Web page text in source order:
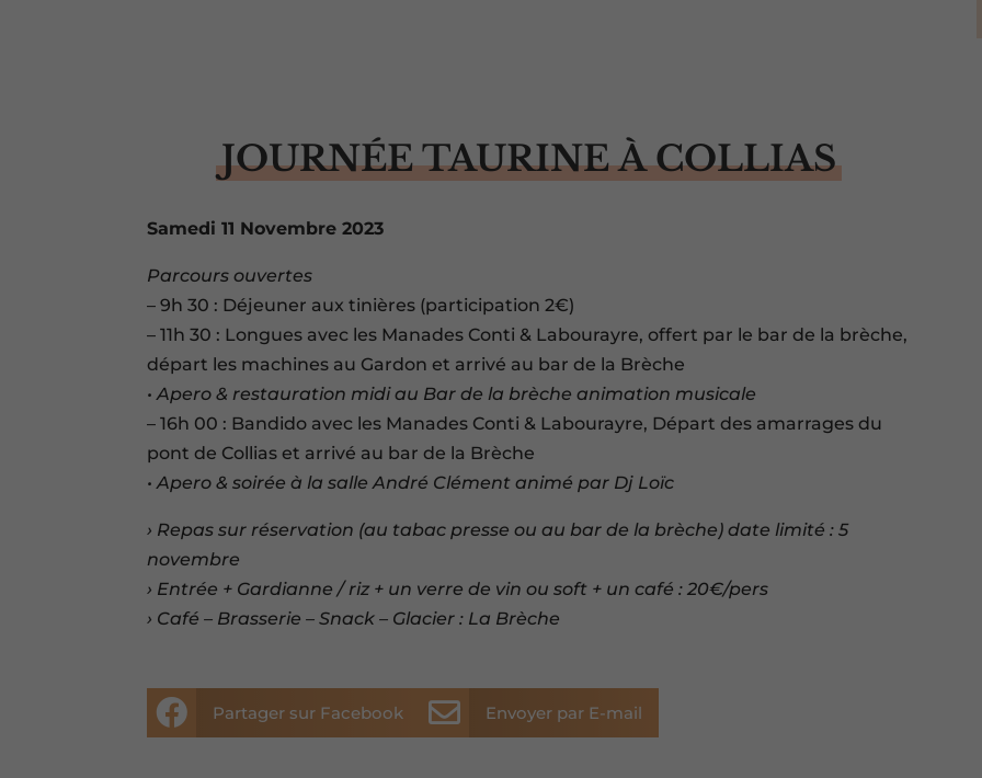
JOURNÉE TAURINE À COLLIAS
Samedi 11 Novembre 2023
Parcours ouvertes
– 9h 30 : Déjeuner aux tinières (participation 2€)
– 11h 30 : Longues avec les Manades Conti & Labourayre, offert par le bar de la brèche,
départ les machines au Gardon et arrivé au bar de la Brèche
• Apero & restauration midi au Bar de la brèche animation musicale
– 16h 00 : Bandido avec les Manades Conti & Labourayre, Départ des amarrages du
pont de Collias et arrivé au bar de la Brèche
• Apero & soirée à la salle André Clément animé par Dj Loïc
› Repas sur réservation (au tabac presse ou au bar de la brèche) date limité : 5
novembre
› Entrée + Gardianne / riz + un verre de vin ou soft + un café : 20€/pers
› Café – Brasserie – Snack – Glacier : La Brèche
 Partager sur Facebook  Envoyer par E-mail